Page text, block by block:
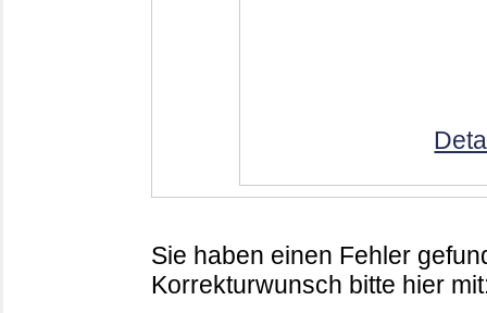
Sie haben einen Fehler
Korrekturwunsch bitte hier